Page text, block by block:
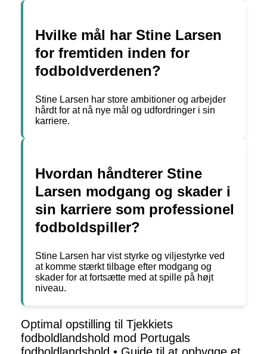
Hvilke mål har Stine Larsen
for fremtiden inden for
fodboldverdenen?
Stine Larsen har store ambitioner og arbejder
hårdt for at nå nye mål og udfordringer i sin
karriere.
Hvordan håndterer Stine
Larsen modgang og skader i
sin karriere som professionel
fodboldspiller?
Stine Larsen har vist styrke og viljestyrke ved
at komme stærkt tilbage efter modgang og
skader for at fortsætte med at spille på højt
niveau.
Optimal opstilling til Tjekkiets
fodboldlandshold mod Portugals